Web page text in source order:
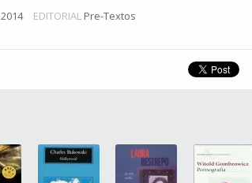
2014 EDITORIAL Pre-Textos